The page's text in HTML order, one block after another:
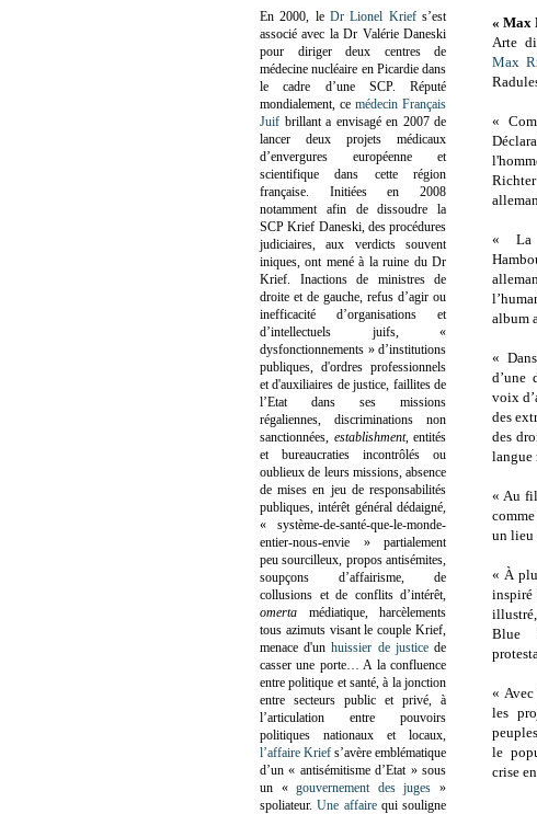
« Max
Arte
Max
«
« La
album
«
d’une
voix
des
des
langue
« Au fil
un lieu
« À
inspiré
Blue
«
les
le
crise
En 2000, le Dr Lionel Kriefs’est
associé avec la Dr Valérie Daneski
pour diriger deux centres de
médecine nucléaire en Picardie dans
le cadre d’une SCP. Réputé
mondialement, ce médecin Français
Juif brillant a envisagé en 2007 de
lancer deux projets médicaux
d’envergures européenne et
scientifique dans cette région
française. Initiées en 2008
notamment afin de dissoudre la
SCP Krief Daneski, des procédures
judiciaires, aux verdicts souvent
iniques, ont mené à la ruine du Dr
Krief. Inactions de ministres de
droite et de gauche, refus d’agir ou
inefficacité d’organisations et
d’intellectuels juifs, «
dysfonctionnements » d’institutions
publiques, d'ordres professionnels
et d'auxiliaires de justice, faillites de
l’Etat dans ses missions
régaliennes, discriminations non
sanctionnées, establishment, entités
et bureaucraties incontrôlés ou
oublieux de leurs missions, absence
de mises en jeu de responsabilités
publiques, intérêt général dédaigné,
« système-de-santé-que-le-monde-
entier-nous-envie » partialement
peu sourcilleux, propos antisémites,
soupçons d’affairisme, de
collusions et de conflits d’intérêt,
omerta médiatique, harcèlements
tous azimuts visant le couple Krief,
menace d'unhuissier de justicede
casser une porte… A la confluence
entre politique et santé, à la jonction
entre secteurs public et privé, à
l’articulation entre pouvoirs
politiques nationaux et locaux,
l’affaire Krief s’avère emblématique
d’un « antisémitisme d’Etat » sous
un «gouvernement des juges »
spoliateur.Une affairequi souligne